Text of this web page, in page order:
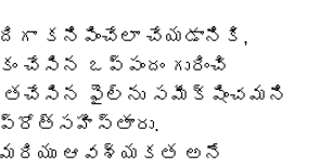
కనిపించేలా చేయడానికి,
చేసిన ఒప్పందం గురించి
ఫైల్‌ను సమీక్షించమని
ఆవశ్యకత అనే